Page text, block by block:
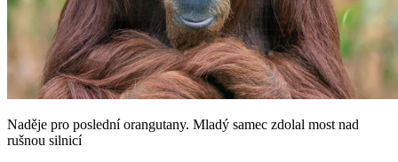
Naděje pro poslední orangutany. Mladý samec zdolal most nad
rušnou silnicí